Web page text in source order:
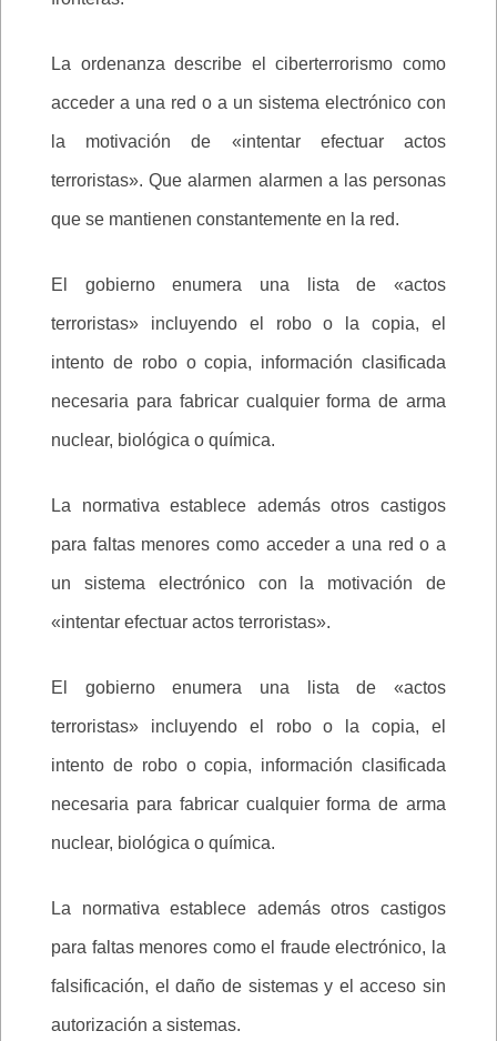
La ordenanza describe el ciberterrorismo como
acceder a una red o a un sistema electrónico con
la motivación de «intentar efectuar actos
terroristas». Que alarmen alarmen a las personas
que se mantienen constantemente en la red.
El gobierno enumera una lista de «actos
terroristas» incluyendo el robo o la copia, el
intento de robo o copia, información clasificada
necesaria para fabricar cualquier forma de arma
nuclear, biológica o química.
La normativa establece además otros castigos
para faltas menores como acceder a una red o a
un sistema electrónico con la motivación de
«intentar efectuar actos terroristas».
El gobierno enumera una lista de «actos
terroristas» incluyendo el robo o la copia, el
intento de robo o copia, información clasificada
necesaria para fabricar cualquier forma de arma
nuclear, biológica o química.
La normativa establece además otros castigos
para faltas menores como el fraude electrónico, la
falsificación, el daño de sistemas y el acceso sin
autorización a sistemas.